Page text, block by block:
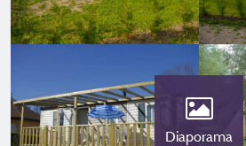
Diaporama